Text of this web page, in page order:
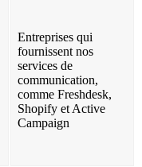
Entreprises qui
fournissent nos
services de
communication,
comme Freshdesk,
Shopify et Active
Campaign